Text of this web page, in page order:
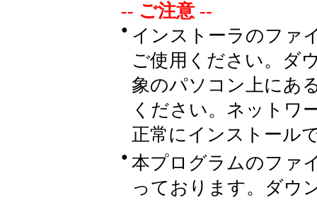
-- ご注意 --
● インストーラのファ
ご使用ください。ダ
象のパソコン上にあ
ください。ネットワ
正常にインストール
● 本プログラムのファ
っております。ダウ